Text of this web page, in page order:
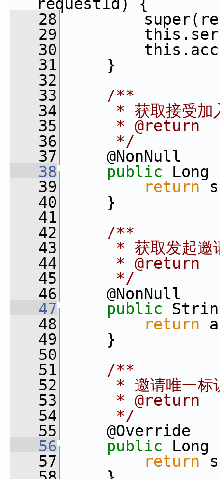
requestId) {
   28
   29
   30
this.accid
   31
}
   32
   33
    /**
   34
* 获取接受加
   35
     * @return
   36
     */
   37
@NonNull
   38
public Long
   39
return
   40
}
   41
   42
    /**
   43
* 获取发起邀
   44
     * @return
   45
     */
   46
@NonNull
   47
public
   48
return
   49
}
   50
   51
    /**
   52
* 邀请唯一标
   53
     * @return
   54
     */
   55
@Override
   56
public Long
   57
return